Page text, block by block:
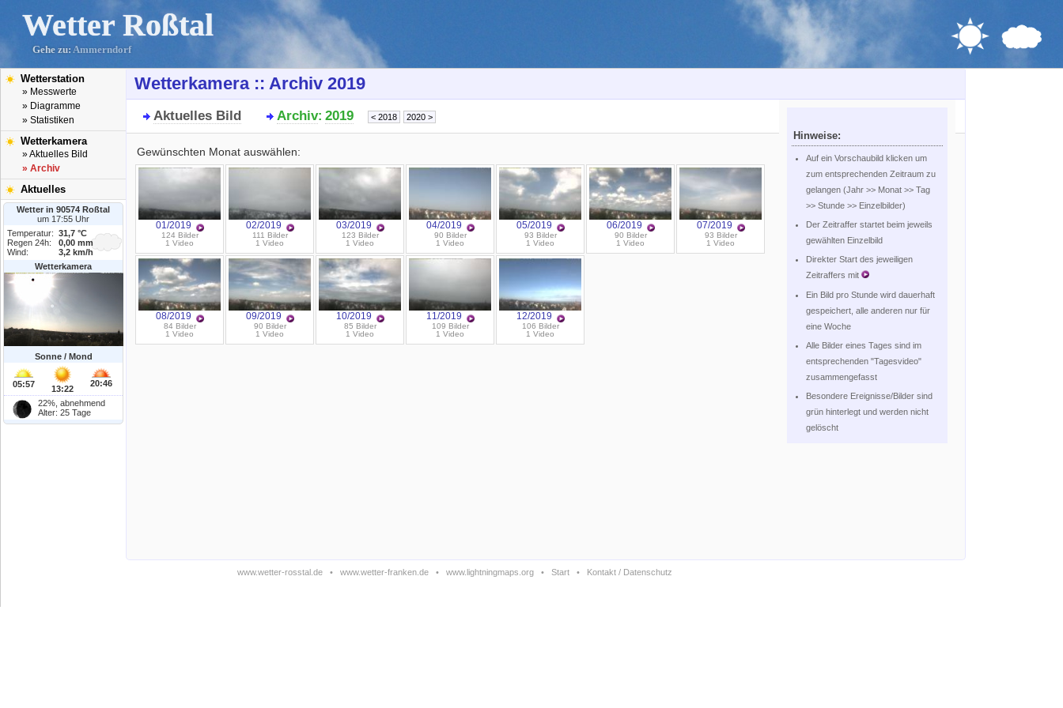
Wetter Roßtal
Gehe zu: Ammerndorf
Wetterstation
» Messwerte
» Diagramme
» Statistiken
Wetterkamera
» Aktuelles Bild
» Archiv
Aktuelles
Wetter in 90574 Roßtal
um 17:55 Uhr
Temperatur:
31,7 °C
Regen 24h:
0,00 mm
Wind:
3,2 km/h
Wetterkamera
Sonne / Mond
05:57 13:22
20:46
22%, abnehmend
Alter: 25 Tage
Wetterkamera :: Archiv 2019
Hinweise:
Auf ein Vorschaubild klicken um
zum entsprechenden Zeitraum zu
gelangen (Jahr >> Monat >> Tag
>> Stunde >> Einzelbilder)
Der Zeitraffer startet beim jeweils
gewählten Einzelbild
Direkter Start des jeweiligen
Zeitraffers mit
Ein Bild pro Stunde wird dauerhaft
gespeichert, alle anderen nur für
eine Woche
Alle Bilder eines Tages sind im
entsprechenden "Tagesvideo"
zusammengefasst
Besondere Ereignisse/Bilder sind
grün hinterlegt und werden nicht
gelöscht
Aktuelles Bild Archiv: 2019
Gewünschten Monat auswählen:
01/2019
124 Bilder
1 Video
02/2019
111 Bilder
1 Video
03/2019
123 Bilder
1 Video
04/2019
90 Bilder
1 Video
05/2019
93 Bilder
1 Video
06/2019
90 Bilder
1 Video
07/2019
93 Bilder
1 Video
08/2019
84 Bilder
1 Video
09/2019
90 Bilder
1 Video
10/2019
85 Bilder
1 Video
11/2019
109 Bilder
1 Video
12/2019
106 Bilder
1 Video
www.wetter-rosstal.de •www.wetter-franken.de •www.lightningmaps.org •Start • Kontakt / Datenschutz